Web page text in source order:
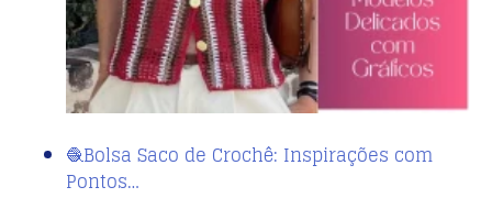
🧶Bolsa Saco de Crochê: Inspirações com
Pontos…